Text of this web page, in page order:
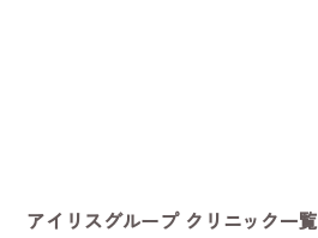
アイリスグループ クリニック一覧